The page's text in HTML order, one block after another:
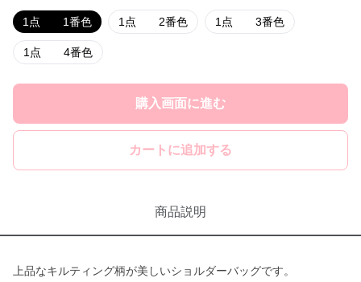
1点 1番色 1点 2番色 1点 3番色
1点 4番色
購入画面に進む
カートに追加する
商品説明
上品なキルティング柄が美しいショルダーバッグです。